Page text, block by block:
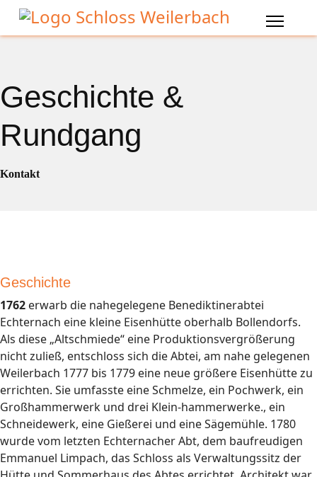
Geschichte &
Rundgang
Kontakt
Geschichte
1762 erwarb die nahegelegene Benediktinerabtei
Echternach eine kleine Eisenhütte oberhalb Bollendorfs.
Als diese „Altschmiede“ eine Produktionsvergrößerung
nicht zuließ, entschloss sich die Abtei, am nahe gelegenen
Weilerbach 1777 bis 1779 eine neue größere Eisenhütte zu
errichten. Sie umfasste eine Schmelze, ein Pochwerk, ein
Großhammerwerk und drei Klein-hammerwerke., ein
Schneidewerk, eine Gießerei und eine Sägemühle. 1780
wurde vom letzten Echternacher Abt, dem baufreudigen
Emmanuel Limpach, das Schloss als Verwaltungssitz der